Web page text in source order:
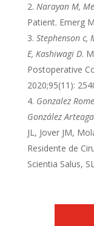
Narayan M,
Patient. Emerg
Stephenson c,
E, Kashiwagi D.
Postoperative
2020;95(11):
Gonzalez
González
JL, Jover JM,
Residente de
Scientia Salus,